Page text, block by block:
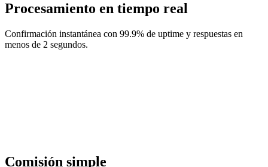
Procesamiento en tiempo real
Confirmación instantánea con 99.9% de uptime y respuestas en
menos de 2 segundos.
Comisión simple